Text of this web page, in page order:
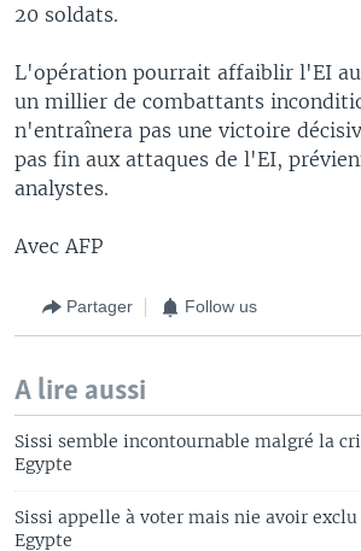
20 soldats.
L'opération pourrait affaiblir l'EI
un millier de combattants
n'entraînera pas une victoire
pas fin aux attaques de l'EI,
analystes.
Avec AFP
Partager Follow us
A lire aussi
Sissi semble incontournable malgré la
Egypte
Sissi appelle à voter mais nie avoir
Egypte